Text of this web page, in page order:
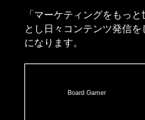
「マーケティングをもっ
とし日々コンテンツ発信
になります。
Board Gamer